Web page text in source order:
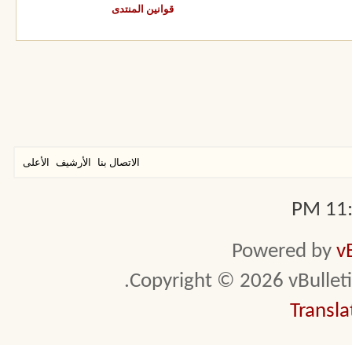
قوانين المنتدى
الاتصال بنا الأرشيف الأعلى
Powered by
Copyright © 2026